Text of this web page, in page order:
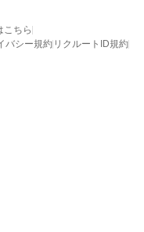
こちら
バシー規約 リクルートID規約